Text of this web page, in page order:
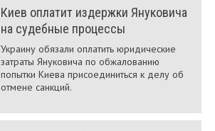
Киев оплатит издержки Януковича
на судебные процессы
Украину обязали оплатить юридические
затраты Януковича по обжалованию
попытки Киева присоединиться к делу об
отмене санкций.